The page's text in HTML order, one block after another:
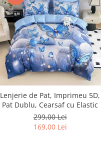
Lenjerie de Pat, Imprimeu 5D,
Pat Dublu, Cearsaf cu Elastic
299,00 Lei
169,00 Lei